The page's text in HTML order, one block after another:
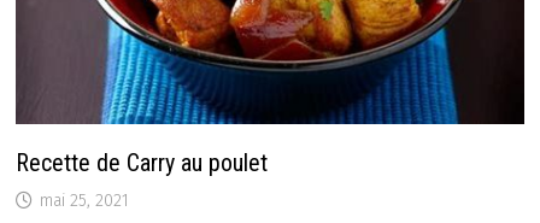
Recette de Carry au poulet
mai 25, 2021